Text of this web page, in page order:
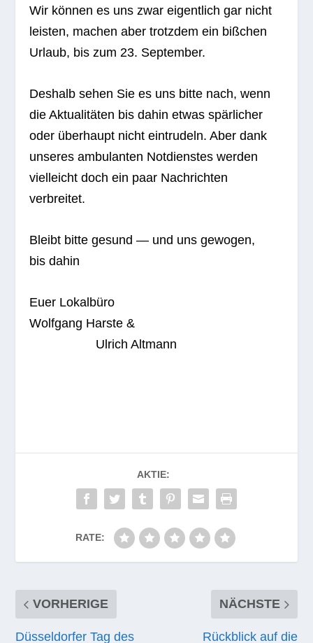
Wir kön­nen es uns zwar eigent­lich gar nicht
leis­ten, machen aber trotz­dem ein biß­chen
Urlaub, bis zum 23. September.
Des­halb sehen Sie es uns bitte nach, wenn
die Aktua­li­tä­ten bis dahin etwas spär­li­cher
oder über­haupt nicht ein­tru­deln. Aber dank
unse­res ambu­lan­ten Not­diens­tes wer­den
viel­leicht doch ein paar Nach­rich­ten
verbreitet.
Bleibt bitte gesund — und uns gewo­gen,
bis dahin
Euer Lokal­büro
Wolf­gang Harste &
Ulrich Altmann
AKTIE:
RATE:
VORHERIGE
Düsseldorfer Tag des
NÄCHSTE
Rückblick auf die